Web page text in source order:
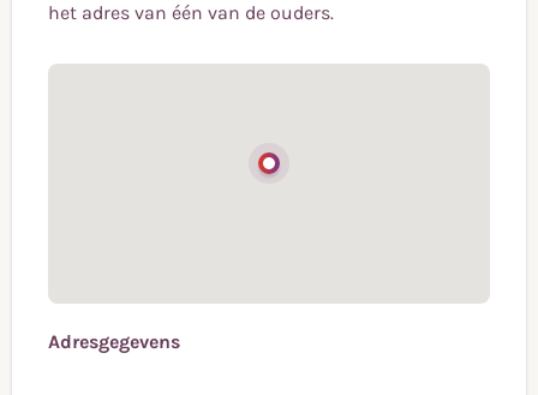
het adres van één van de ouders.
Adresgegevens